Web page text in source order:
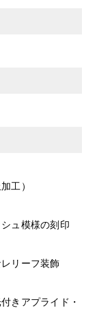
工）
ュ模様の刻印
リーフ装飾
きアプライド・